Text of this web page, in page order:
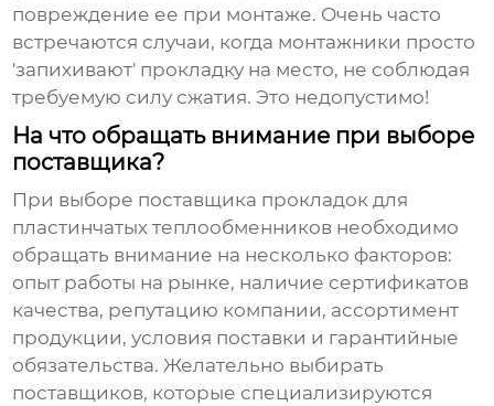
повреждение ее при монтаже. Очень часто
встречаются случаи, когда монтажники просто
'запихивают' прокладку на место, не соблюдая
требуемую силу сжатия. Это недопустимо!
На что обращать внимание при выборе
поставщика?
При выборе поставщика прокладок для
пластинчатых теплообменников необходимо
обращать внимание на несколько факторов:
опыт работы на рынке, наличие сертификатов
качества, репутацию компании, ассортимент
продукции, условия поставки и гарантийные
обязательства. Желательно выбирать
поставщиков, которые специализируются